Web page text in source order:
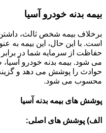
بیمه بدنه خودرو آسیا
برخلاف بیمه شخص ثالث، داشتن
است. با این حال، این بیمه به
حفاظت از سرمایه شما در
می شود. بیمه بدنه خودرو
حوادث را پوشش می دهد و
محسوب می شود.
پوشش های بیمه بدنه آسیا
الف) پوشش های اصلی: